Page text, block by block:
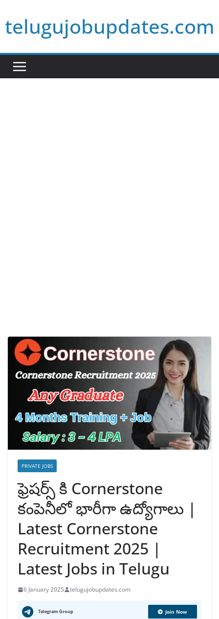
to
content
telugujobupdates.com
PRIVATE JOBS
ఫ్రెషర్స్ కి Cornerstone
కంపెనీలో భారీగా ఉద్యోగాలు |
Latest Cornerstone
Recruitment 2025 |
Latest Jobs in Telugu
6 January 2025 telugujobupdates.com
Telegram Group Join Now